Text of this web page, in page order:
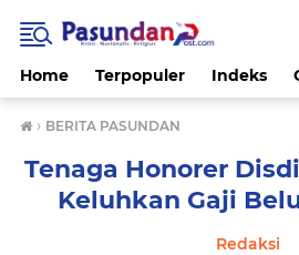
Home Terpopuler Indeks
› BERITA PASUNDAN
Tenaga Honorer
Keluhkan Gaji
Redaksi